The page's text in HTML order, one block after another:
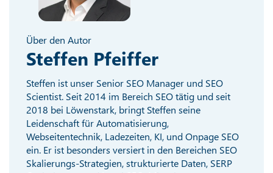
Über den Autor
Steffen Pfeiffer
Steffen ist unser Senior SEO Manager und SEO
Scientist. Seit 2014 im Bereich SEO tätig und seit
2018 bei Löwenstark, bringt Steffen seine
Leidenschaft für Automatisierung,
Webseitentechnik, Ladezeiten, KI, und Onpage SEO
ein. Er ist besonders versiert in den Bereichen SEO
Skalierungs-Strategien, strukturierte Daten, SERP